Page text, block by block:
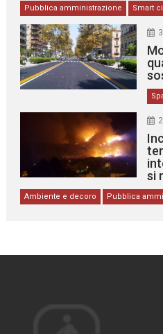
Pubblica amministrazione Smart
si
Ambiente e decoro Pubblica